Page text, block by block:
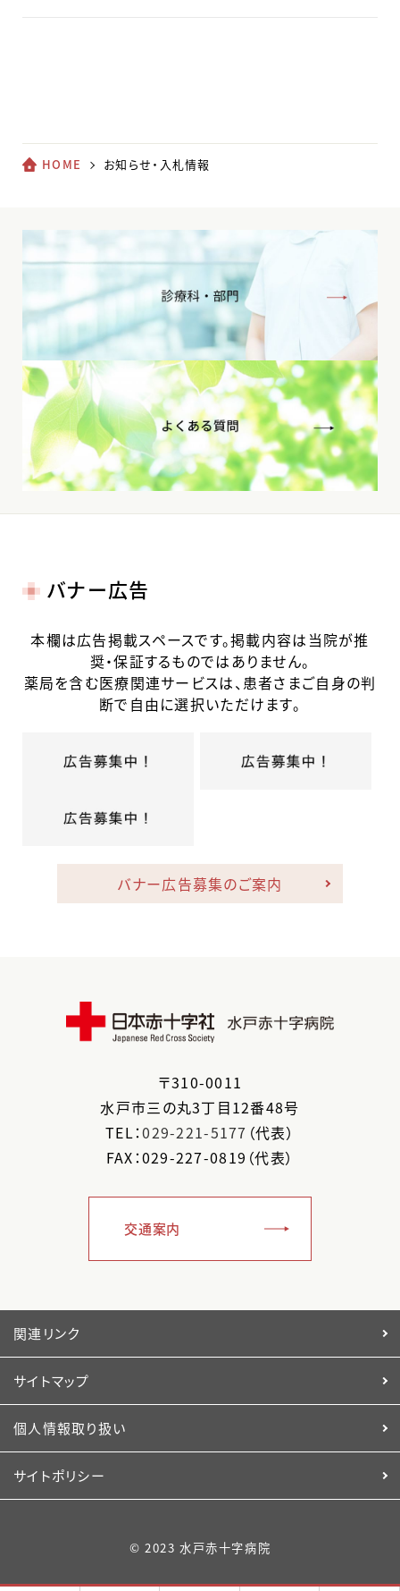
HOME お知らせ・入札情報
バナー広告
本欄は広告掲載スペースです。掲載内容は当院が推
奨・保証するものではありません。
薬局を含む医療関連サービスは、患者さまご自身の判
断で自由に選択いただけます。
バナー広告募集のご案内
〒310-0011
水戸市三の丸3丁目12番48号
TEL：029-221-5177 （代表）
FAX：029-227-0819（代表）
交通案内
関連リンク
サイトマップ
個人情報取り扱い
サイトポリシー
© 2023 水戸赤十字病院